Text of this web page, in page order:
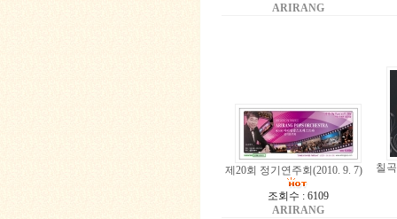
ARIRANG
제20회 정기연주회(2010. 9. 7)
조회수 : 6109
ARIRANG
칠